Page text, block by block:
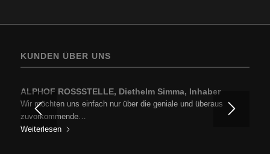
KUNDEN ÜBER UNS
ALPHOF ROSSSTELLE, Diethelm Simma, Inhaber
Wir möchten uns einfach nur über die geniale und überaus
zuvorkommende…
Weiterlesen
BP Europe SE, Zweigniederlassung BP Austria, Ing.
Hartfried Cincera, GF, Prokurist
Ich darf mich in Erinnerung rufen und zu aller erst für die…
Weiterlesen